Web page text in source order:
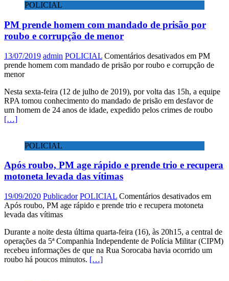
POLICIAL
PM prende homem com mandado de prisão por
roubo e corrupção de menor
13/07/2019 admin POLICIAL Comentários desativados em PM
prende homem com mandado de prisão por roubo e corrupção de
menor
Nesta sexta-feira (12 de julho de 2019), por volta das 15h, a equipe
RPA tomou conhecimento do mandado de prisão em desfavor de
um homem de 24 anos de idade, expedido pelos crimes de roubo
[…]
POLICIAL
Após roubo, PM age rápido e prende trio e recupera
motoneta levada das vítimas
19/09/2020 Publicador POLICIAL Comentários desativados em
Após roubo, PM age rápido e prende trio e recupera motoneta
levada das vítimas
Durante a noite desta última quarta-feira (16), às 20h15, a central de
operações da 5ª Companhia Independente de Polícia Militar (CIPM)
recebeu informações de que na Rua Sorocaba havia ocorrido um
roubo há poucos minutos. […]